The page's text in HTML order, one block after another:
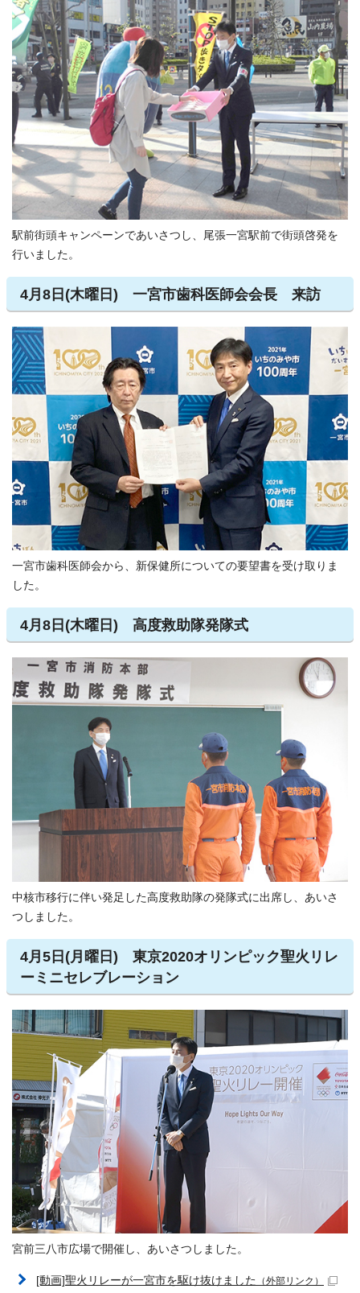
駅前街頭キャンペーンであいさつし、尾張一宮駅前で街頭啓発を
行いました。
4月8日(木曜日) 一宮市歯科医師会会長 来訪
一宮市歯科医師会から、新保健所についての要望書を受け取りま
した。
4月8日(木曜日) 高度救助隊発隊式
中核市移行に伴い発足した高度救助隊の発隊式に出席し、あいさ
つしました。
4月5日(月曜日) 東京2020オリンピック聖火リレ
ーミニセレブレーション
宮前三八市広場で開催し、あいさつしました。
[動画]聖火リレーが一宮市を駆け抜けました （外部リンク）